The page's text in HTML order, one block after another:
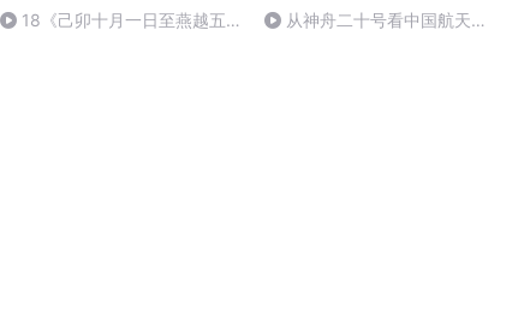
18《己卯十月一日至燕越五
从神舟二十号看中国航天